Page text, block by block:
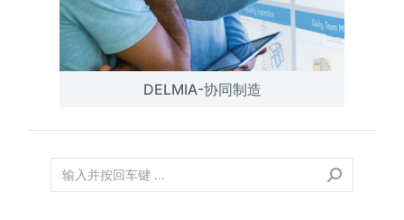
DELMIA-协同制造